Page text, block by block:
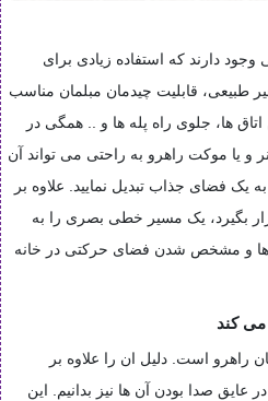
دارند که استفاده زیادی برای
طبیعی، قابلیت چیدمان مبلمان مناسب
ها، جلوی راه پله ها و .. همگی در
و یا موکت راهرو به راحتی می تواند آن
یک فضای جذاب تبدیل نمایید. علاوه بر
بگیرد، یک مسیر خطی بصری را به
و مشخص شدن فضای حرکتی در خانه
کند
راهرو است. دلیل ان را علاوه بر
عایق صدا بودن آن ها نیز بدانیم. این